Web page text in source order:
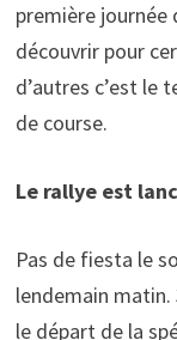
première journée
découvrir pour
d’autres c’est le
de course.
Le rallye est
Pas de fiesta le
lendemain
le départ de la